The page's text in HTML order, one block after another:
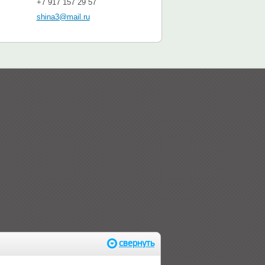
+7 917 157 29 57
shina3@mail.ru
свернуть